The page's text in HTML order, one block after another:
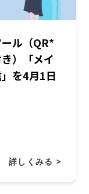
ル（QR*
）「メイ
を4月1日
詳しくみる >